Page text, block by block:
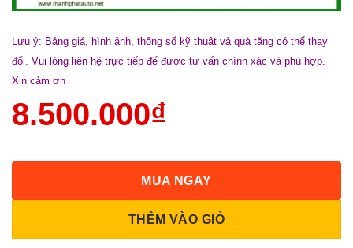
Lưu ý: Bảng giá, hình ảnh, thông số kỹ thuật và quà tặng có thể thay
đổi. Vui lòng liên hệ trực tiếp để được tư vấn chính xác và phù hợp.
Xin cảm ơn
8.500.000₫
THÊM VÀO GIỎ
MUA NGAY